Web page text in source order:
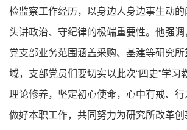
检监察工作经历，以身边人身边事生动
头讲政治、守纪律的极端重要性。他强
党支部业务范围涵盖采购、基建等研究
域，支部党员们要切实以此次“四史”学习
理论修养，坚定初心使命，心中有戒、
做好本职工作，共同努力为研究所改革